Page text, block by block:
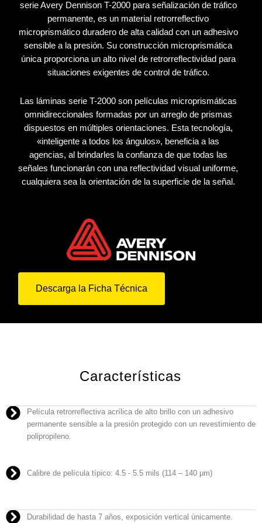
serie Avery Dennison T-2000 para señalización de tráfico
permanente, es un material retrorreflectivo
microprismático duradero de alta calidad con un adhesivo
sensible a la presión. Su construcción microprismática
única proporciona un alto nivel de retrorreflectividad para
situaciones exigentes de control de tráfico.
Las láminas serie T-2000 son películas microprismáticas
omnidireccionales formadas por un arreglo de prismas
dispuestos en múltiples orientaciones. Esta tecnología,
«inteligente a todos los ángulos», beneficia a las
agencias, al brindarles la confianza de que todas las
señales funcionarán con una reflectividad visual uniforme,
cualquiera sea la orientación de la superficie de la señal.
Descarga la Ficha Técnica
Características
Película retrorreflectiva acrílica de alto brillo con un adhesivo
permanente sensible a la presión protegido con un revestimiento de
polipropileno.
Calibre de película típico: 4.5 - 5.5 mils (114 – 140 μm)
Durabilidad de hasta 7 años, exposición vertical únicamente.